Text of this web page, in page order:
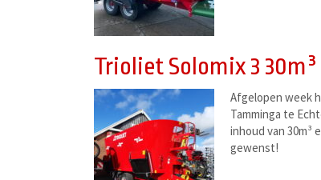
Trioliet Solomix 3
Afgelopen week
Tamminga te
inhoud van 30m³
gewenst!